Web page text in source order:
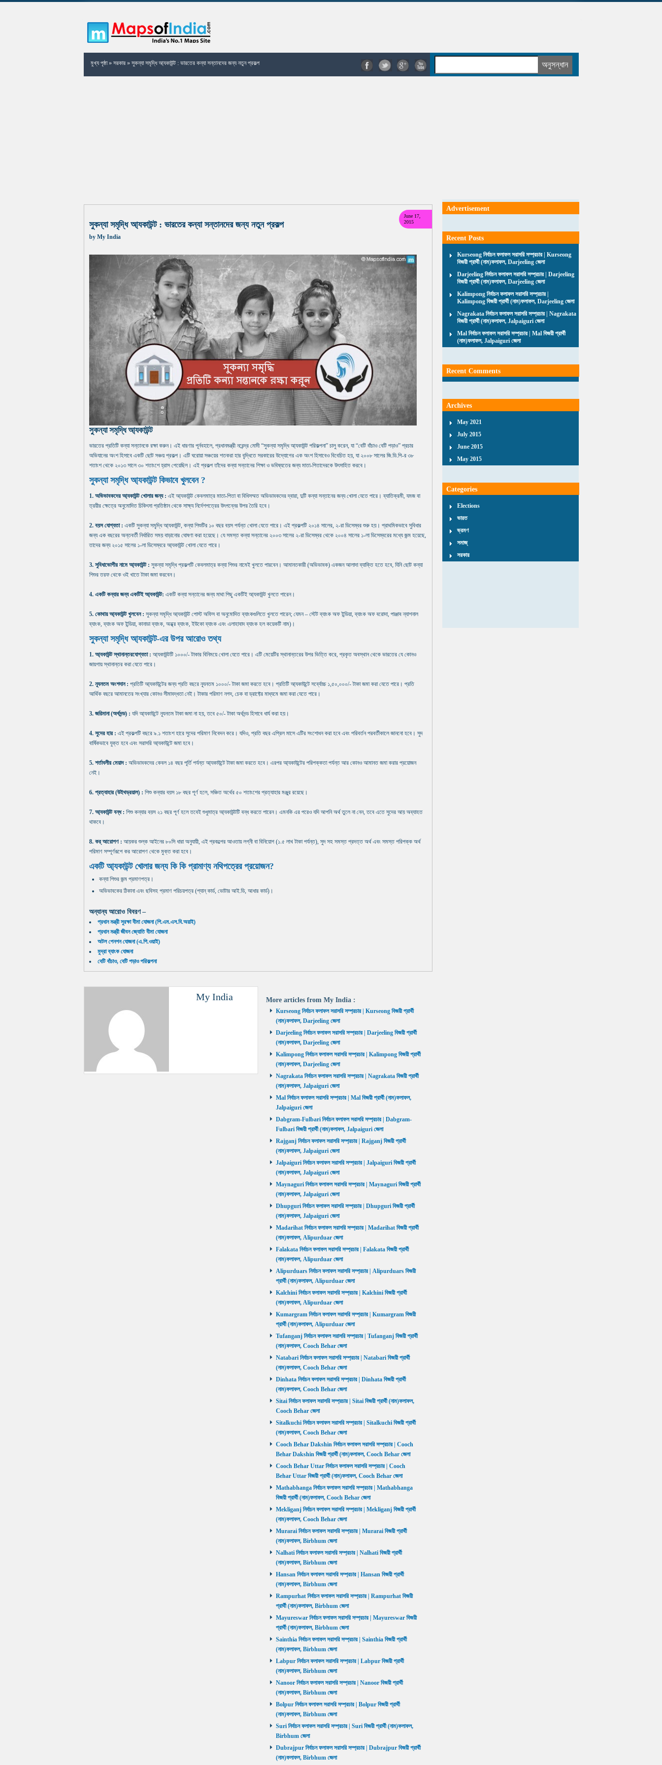
মুখ্য পৃষ্ঠা» সরকার» সুকন্যা সমৃদ্ধি আ্যকাউন্ট : ভারতের কন্যা সন্তানদের জন্য নতুন প্রকল্প
সুকন্যা সমৃদ্ধি আ্যকাউন্ট : ভারতের কন্যা সন্তানদের জন্য নতুন প্রকল্প
June 17,
2015
by My India
সুকন্যা সমৃদ্ধি আ্যকাউন্ট
ভারতের প্রতিটি কন্যা সন্তানকে রক্ষা করুন। এই ধারণার পূর্নবহালে, প্রধানমন্ত্রী নরেন্দ্র মোদী “সুকন্যা সমৃদ্ধি আ্যকাউন্ট পরিকল্পনা” চালু করেন, যা “বেটি বাঁচাও বেটি পড়াও” প্রচার
অভিযানের অংশ হিসাবে একটি ছোট সঞ্চয় প্রকল্প। এটি ঘরোয়া সঞ্চয়ের শতকরা হার বৃ্দ্ধিতে সরকারের উদ্যোগের এক অংশ হিসাবেও বিবেচিত হয়, যা ২০০৮ সালের জি.ডি.পি-র ৩৮
শতাংশ থেকে ২০১৩ সালে ৩০ শতাংশে হ্রাস পেয়েছিল। এই প্রকল্প তাঁদের কন্যা সন্তানের শিক্ষা ও ভবিষ্যতের জন্য মাতা-পিতাদেরকে উৎসাহিত করবে।
সুকন্যা সমৃদ্ধি আ্যকাউন্ট কিভাবে খুলবেন ?
1. অভিভাবকদের আ্যকাউন্ট খোলার জন্য : এই আ্যকাউন্ট কেবলমাত্র মাতা-পিতা বা বিধিসম্মত অভিভাবকদের দ্বারা, দুটি কন্যা সন্তানের জন্য খোলা যেতে পারে। ব্যাতিক্রমী, যমজ বা
ত্রয়ীর ক্ষেত্রে অনুমোদিত চিকিৎসা প্রতিষ্ঠান থেকে সাক্ষ্য নির্দেশপত্রের উৎপন্নের উপর তৈরি হবে।
2. বয়স যোগ্যতা : একটি সুকন্যা সমৃ্দ্ধি আ্যকাউন্ট, কন্যা শিশুটির ১০ বছর বয়স পর্যন্ত খোলা যেতে পারে। এই প্রকল্পটি ২০১৪ সালের, ২-রা ডিসেম্বর শুরু হয়। প্রাথমিকভাবে সুবিধার
জন্য এক বছরের অন্তবর্তী নির্ধারিত সময় বাড়ানোর ঘোষণা করা হয়েছে। যে সমস্ত কন্যা সন্তানের ২০০৩ সালের ২-রা ডিসেম্বর থেকে ২০০৪ সালের ১-লা ডিসেম্বরের মধ্যে জন্ম হয়েছে,
তাদের জন্য ২০১৫ সালের ১-লা ডিসেম্বরে আ্যকাউন্ট খোলা যেতে পারে।
3. সুবিধাভোগীর নামে আ্যকাউন্ট : সুকন্যা সমৃদ্ধি প্রকল্পটি কেবলমাত্র কন্যা শিশুর নামেই খুলতে পারবেন। আমানতকারী (অভিভাবক) একজন আলাদা ব্যাক্তি হতে হবে, যিনি ছোট কন্যা
শিশুর তরফ থেকে ওই খাতে টাকা জমা করবেন।
4. একটি কন্যার জন্য একটিই আ্যকাউন্ট: একটি কন্যা সন্তানের জন্য মাথা পিছু একটিই আ্যকাউন্ট খুলতে পারেন।
5. কোথায় আ্যকাউন্ট খুলবেন : সুকন্যা সমৃদ্ধি আ্যকাউন্ট পোস্ট অফিস বা অনুমোদিত ব্যাংকগুলিতে খুলতে পারেন; যেমন – স্টেট ব্যাংক অফ ইন্ডিয়া, ব্যাংক অফ বরোদা, পাঞ্জাব ন্যাশনাল
ব্যাংক, ব্যাংক অফ ইন্ডিয়া, কানাডা ব্যাংক, অন্ধ্র ব্যাংক, ইউকো ব্যাংক এবং এলাহাবাদ ব্যাংক হল কয়েকটি নাম)।
সুকন্যা সমৃদ্ধি আ্যকাউন্ট-এর উপর আরোও তথ্য
1. আ্যকাউন্ট স্থানান্তরযোগ্যতা : আ্যকাউন্টটি ১০০০/- টাকার বিনিময়ে খোলা যেতে পারে। এটি মেয়েটির স্থানান্তরের উপর ভিত্তি করে, প্রকৃত অবস্থান থেকে ভারতের যে কোনও
জায়গায় স্থানান্তর করা যেতে পারে।
2. ন্যূনতম অংশদান : প্রতিটি আ্যকাউন্টের জন্য প্রতি বছরে ন্যূনতম ১০০০/- টাকা জমা করতে হবে। প্রতিটি আ্যকাউন্টে সর্ব্বোচ্চ ১,৫০,০০০/- টাকা জমা করা যেতে পারে। প্রতি
আর্থিক বছরে আমানতের সংখ্যার কোনও সীমাবদ্ধতা নেই। টাকার পরিমাণ নগদ, চেক বা ড্রাফ্টের মাধ্যমে জমা করা যেতে পারে।
3. জরিমানা (অর্থদন্ড) : যদি আ্যকাউন্টে ন্যূনতম টাকা জমা না হয়, তবে ৫০/- টাকা অর্থদন্ড হিসাবে ধার্য করা হয়।
4. সুদের হার : এই প্রকল্পটি বছরে ৯.১ শতাংশ হারে সুদের পরিমাণ নিবেদন করে। যদিও, প্রতি বছর এপ্রিল মাসে এটির সংশোধন করা হবে এবং পরিবর্তন পরবর্তীকালে জাননো হবে। সুদ
বার্ষিকভাবে যুক্ত হবে এবং সরাসরি আ্যকাউন্টে জমা হবে।
5. শর্তাবলীর মেয়াদ : অভিভাবকদের কেবল ১৪ বছর পূর্তি পর্যন্ত আ্যকাউন্টে টাকা জমা করতে হবে। এরপর আ্যকাউন্টের পরিপক্কতা পর্যন্ত আর কোনও আমানত জমা করার প্রয়োজন
নেই।
6. প্রত্যাহার (উইথড্রয়াল) : শিশু কন্যার বয়স ১৮ বছর পূর্ণ হলে, সঞ্চিত অর্থের ৫০ শতাংশের প্রত্যাহার মঞ্জুর রয়েছে।
7. আ্যকাউন্ট বন্ধ : শিশু কন্যার বয়স ২১ বছর পূর্ণ হলে তবেই শুধুমাত্র আ্যকাউন্টটি বন্ধ করতে পারেন। এমনকি এর পরেও যদি আপনি অর্থ তুলে না নেন, তবে এতে সুদের আয় অব্যাহত
থাকবে।
8. কর্ আরোপণ : আয়কর শুল্ক আইনের ৮০সি ধারা অনুযায়ী, এই প্রকল্পের আওতায় লগ্নী বা বিনিয়োগ (১.৫ লাখ টাকা পর্যন্ত), সুদ সহ সমস্ত প্রদত্ত অর্থ এবং সমস্ত পরিপক্ক অর্থ
পরিমাণ সম্পূর্ণরূপে কর আরোপণ থেকে মুক্ত করা হবে।
একটি আ্যকাউন্ট খোলার জন্য কি কি প্রামাণ্য নথিপত্রের প্রয়োজন?
কন্যা শিশুর জন্ম প্রমাণপত্র।
অভিভাবকের ঠিকানা এবং ছবিসহ প্রমাণ পরিচয়পত্র (প্যান্ কার্ড, ভোটার আই.ডি, আধার কার্ড)।
অন্যান্য আরোও বিবরণ –
প্রধান মন্ত্রী সুরক্ষা বীমা যোজনা (পি.এম.এস.বি.অয়াই)
প্রধান মন্ত্রী জীবন জ্যোতি বীমা যোজনা
অটল পেনশন যোজনা (এ.পি.ওয়াই)
মুদ্রা ব্যাংক যোজনা
বেটি বাঁচাও, বেটি পড়াও পরিকল্পনা
My India More articles from My India:
Kurseong নির্বাচন ফলাফল সরাসরি সম্প্রচার | Kurseong বিজয়ী প্রার্থী
(নাম)ফলাফল, Darjeeling জেলা
Darjeeling নির্বাচন ফলাফল সরাসরি সম্প্রচার | Darjeeling বিজয়ী প্রার্থী
(নাম)ফলাফল, Darjeeling জেলা
Kalimpong নির্বাচন ফলাফল সরাসরি সম্প্রচার | Kalimpong বিজয়ী প্রার্থী
(নাম)ফলাফল, Darjeeling জেলা
Nagrakata নির্বাচন ফলাফল সরাসরি সম্প্রচার | Nagrakata বিজয়ী প্রার্থী
(নাম)ফলাফল, Jalpaiguri জেলা
Mal নির্বাচন ফলাফল সরাসরি সম্প্রচার | Mal বিজয়ী প্রার্থী (নাম)ফলাফল,
Jalpaiguri জেলা
Dabgram-Fulbari নির্বাচন ফলাফল সরাসরি সম্প্রচার | Dabgram-
Fulbari বিজয়ী প্রার্থী (নাম)ফলাফল, Jalpaiguri জেলা
Rajganj নির্বাচন ফলাফল সরাসরি সম্প্রচার | Rajganj বিজয়ী প্রার্থী
(নাম)ফলাফল, Jalpaiguri জেলা
Jalpaiguri নির্বাচন ফলাফল সরাসরি সম্প্রচার | Jalpaiguri বিজয়ী প্রার্থী
(নাম)ফলাফল, Jalpaiguri জেলা
Maynaguri নির্বাচন ফলাফল সরাসরি সম্প্রচার | Maynaguri বিজয়ী প্রার্থী
(নাম)ফলাফল, Jalpaiguri জেলা
Dhupguri নির্বাচন ফলাফল সরাসরি সম্প্রচার | Dhupguri বিজয়ী প্রার্থী
(নাম)ফলাফল, Jalpaiguri জেলা
Madarihat নির্বাচন ফলাফল সরাসরি সম্প্রচার | Madarihat বিজয়ী প্রার্থী
(নাম)ফলাফল, Alipurduar জেলা
Falakata নির্বাচন ফলাফল সরাসরি সম্প্রচার | Falakata বিজয়ী প্রার্থী
(নাম)ফলাফল, Alipurduar জেলা
Alipurduars নির্বাচন ফলাফল সরাসরি সম্প্রচার | Alipurduars বিজয়ী
প্রার্থী (নাম)ফলাফল, Alipurduar জেলা
Kalchini নির্বাচন ফলাফল সরাসরি সম্প্রচার | Kalchini বিজয়ী প্রার্থী
(নাম)ফলাফল, Alipurduar জেলা
Kumargram নির্বাচন ফলাফল সরাসরি সম্প্রচার | Kumargram বিজয়ী
প্রার্থী (নাম)ফলাফল, Alipurduar জেলা
Tufanganj নির্বাচন ফলাফল সরাসরি সম্প্রচার | Tufanganj বিজয়ী প্রার্থী
(নাম)ফলাফল, Cooch Behar জেলা
Natabari নির্বাচন ফলাফল সরাসরি সম্প্রচার | Natabari বিজয়ী প্রার্থী
(নাম)ফলাফল, Cooch Behar জেলা
Dinhata নির্বাচন ফলাফল সরাসরি সম্প্রচার | Dinhata বিজয়ী প্রার্থী
(নাম)ফলাফল, Cooch Behar জেলা
Sitai নির্বাচন ফলাফল সরাসরি সম্প্রচার | Sitai বিজয়ী প্রার্থী (নাম)ফলাফল,
Cooch Behar জেলা
Sitalkuchi নির্বাচন ফলাফল সরাসরি সম্প্রচার | Sitalkuchi বিজয়ী প্রার্থী
(নাম)ফলাফল, Cooch Behar জেলা
Cooch Behar Dakshin নির্বাচন ফলাফল সরাসরি সম্প্রচার | Cooch
Behar Dakshin বিজয়ী প্রার্থী (নাম)ফলাফল, Cooch Behar জেলা
Cooch Behar Uttar নির্বাচন ফলাফল সরাসরি সম্প্রচার | Cooch
Behar Uttar বিজয়ী প্রার্থী (নাম)ফলাফল, Cooch Behar জেলা
Mathabhanga নির্বাচন ফলাফল সরাসরি সম্প্রচার | Mathabhanga
বিজয়ী প্রার্থী (নাম)ফলাফল, Cooch Behar জেলা
Mekliganj নির্বাচন ফলাফল সরাসরি সম্প্রচার | Mekliganj বিজয়ী প্রার্থী
(নাম)ফলাফল, Cooch Behar জেলা
Murarai নির্বাচন ফলাফল সরাসরি সম্প্রচার | Murarai বিজয়ী প্রার্থী
(নাম)ফলাফল, Birbhum জেলা
Nalhati নির্বাচন ফলাফল সরাসরি সম্প্রচার | Nalhati বিজয়ী প্রার্থী
(নাম)ফলাফল, Birbhum জেলা
Hansan নির্বাচন ফলাফল সরাসরি সম্প্রচার | Hansan বিজয়ী প্রার্থী
(নাম)ফলাফল, Birbhum জেলা
Rampurhat নির্বাচন ফলাফল সরাসরি সম্প্রচার | Rampurhat বিজয়ী
প্রার্থী (নাম)ফলাফল, Birbhum জেলা
Mayureswar নির্বাচন ফলাফল সরাসরি সম্প্রচার | Mayureswar বিজয়ী
প্রার্থী (নাম)ফলাফল, Birbhum জেলা
Sainthia নির্বাচন ফলাফল সরাসরি সম্প্রচার | Sainthia বিজয়ী প্রার্থী
(নাম)ফলাফল, Birbhum জেলা
Labpur নির্বাচন ফলাফল সরাসরি সম্প্রচার | Labpur বিজয়ী প্রার্থী
(নাম)ফলাফল, Birbhum জেলা
Nanoor নির্বাচন ফলাফল সরাসরি সম্প্রচার | Nanoor বিজয়ী প্রার্থী
(নাম)ফলাফল, Birbhum জেলা
Bolpur নির্বাচন ফলাফল সরাসরি সম্প্রচার | Bolpur বিজয়ী প্রার্থী
(নাম)ফলাফল, Birbhum জেলা
Suri নির্বাচন ফলাফল সরাসরি সম্প্রচার | Suri বিজয়ী প্রার্থী (নাম)ফলাফল,
Birbhum জেলা
Dubrajpur নির্বাচন ফলাফল সরাসরি সম্প্রচার | Dubrajpur বিজয়ী প্রার্থী
(নাম)ফলাফল, Birbhum জেলা
Advertisement
Recent Posts
Kurseong নির্বাচন ফলাফল সরাসরি সম্প্রচার | Kurseong
বিজয়ী প্রার্থী (নাম)ফলাফল, Darjeeling জেলা
Darjeeling নির্বাচন ফলাফল সরাসরি সম্প্রচার | Darjeeling
বিজয়ী প্রার্থী (নাম)ফলাফল, Darjeeling জেলা
Kalimpong নির্বাচন ফলাফল সরাসরি সম্প্রচার |
Kalimpong বিজয়ী প্রার্থী (নাম)ফলাফল, Darjeeling জেলা
Nagrakata নির্বাচন ফলাফল সরাসরি সম্প্রচার | Nagrakata
বিজয়ী প্রার্থী (নাম)ফলাফল, Jalpaiguri জেলা
Mal নির্বাচন ফলাফল সরাসরি সম্প্রচার | Mal বিজয়ী প্রার্থী
(নাম)ফলাফল, Jalpaiguri জেলা
Recent Comments
Archives
May 2021
July 2015
June 2015
May 2015
Categories
Elections
ভারত
ভ্রমণ
সমাজ্
সরকার